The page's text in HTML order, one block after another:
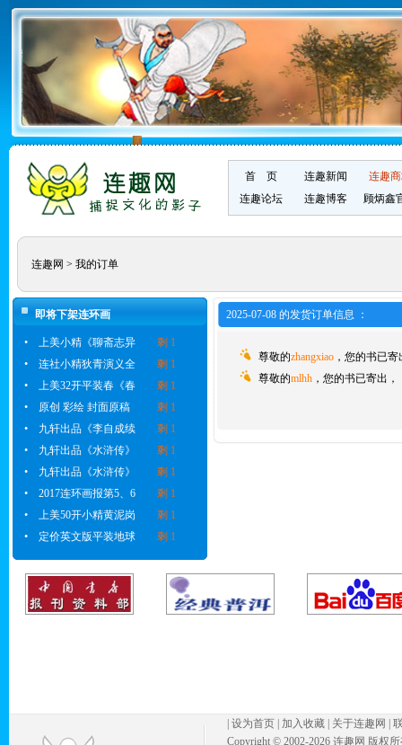
首 页 连趣新闻
连趣
连趣论坛
连趣博客 顾炳鑫
连趣网 > 我的订单
即将下架连环画
• 上美小精《聊斋志异
剩 1
•
连社小精狄青演义全
剩 1
•
上美32开平装春《春
剩 1
•
原创 彩绘 封面原稿
剩 1
•
九轩出品《李自成续
剩 1
•
九轩出品《水浒传》
剩 1
•
九轩出品《水浒传》
剩 1
•
2017连环画报第5、6
剩 1
•
上美50开小精黄泥岗
剩 1
•
定价英文版平装地球 剩 1
2025-07-08 的发货订单信息 ：
尊敬的zhangxiao ，您的书已寄
尊敬的mlhh ，您的书已寄出，
设为首页 加入收藏 关于连趣网
Copyright © 2002-2026 连趣网 版权